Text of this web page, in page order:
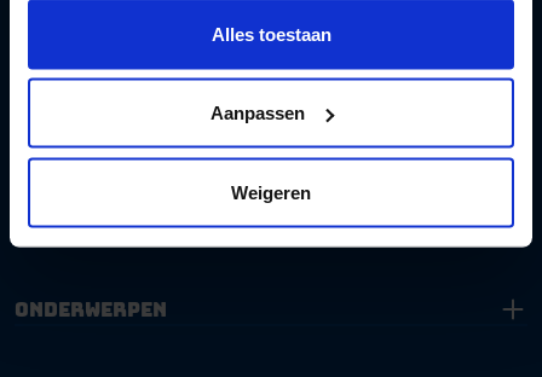
Alles toestaan
Aanpassen
Weigeren
Test en apps
Hulp en advies
Onderwerpen